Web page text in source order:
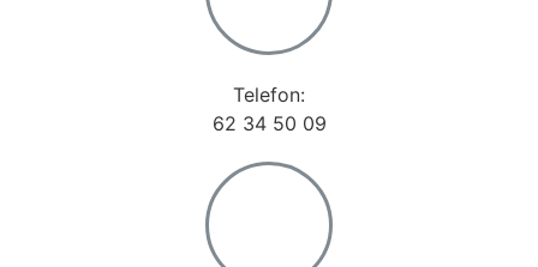
Telefon:
62 34 50 09